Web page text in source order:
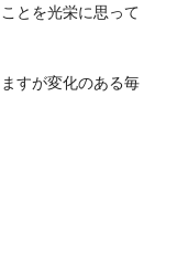
とを光栄に思って
すが変化のある毎